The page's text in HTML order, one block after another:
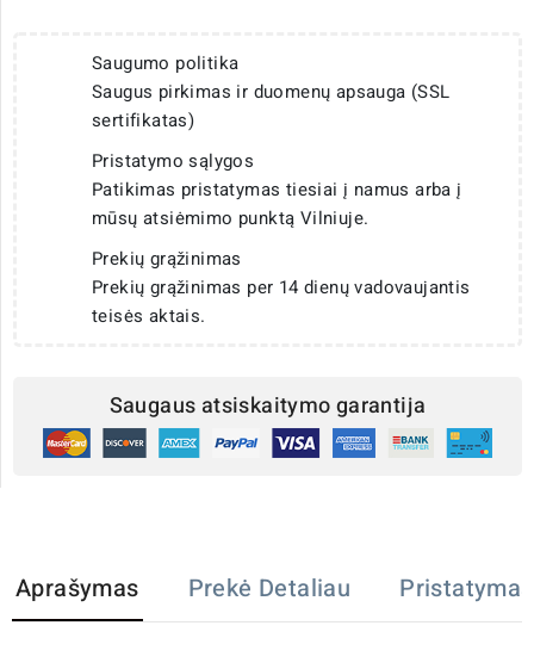
Saugumo politika
Saugus pirkimas ir duomenų apsauga (SSL
sertifikatas)
Pristatymo sąlygos
Patikimas pristatymas tiesiai į namus arba į
mūsų atsiėmimo punktą Vilniuje.
Prekių grąžinimas
Prekių grąžinimas per 14 dienų vadovaujantis
teisės aktais.
Saugaus atsiskaitymo garantija
Aprašymas Prekė Detaliau Pristatymas